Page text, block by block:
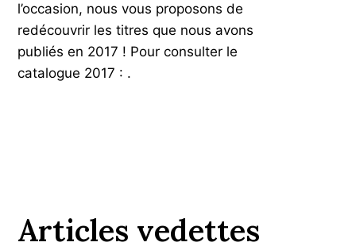
l’occasion, nous vous proposons de
redécouvrir les titres que nous avons
publiés en 2017 ! Pour consulter le
catalogue 2017 : .
Articles vedettes